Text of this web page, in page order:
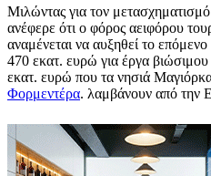
Μιλώντας για τον
ανέφερε ότι ο φόρος αειφόρου
αναμένεται να αυξηθεί το
470 εκατ. ευρώ για έργα
εκατ. ευρώ που τα νησιά
Φορμεντέρα. λαμβάνουν από την